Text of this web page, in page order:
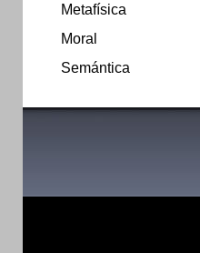
Metafísica
Moral
Semántica